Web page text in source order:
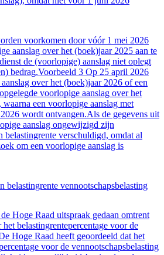
voorkomen door vóór 1 mei 2026
aanslag over het (boek)jaar 2025 aan te
de (voorlopige) aanslag niet oplegt
bedrag.Voorbeeld 3 Op 25 april 2026
over het (boek)jaar 2026 of een
voorlopige aanslag over het
een voorlopige aanslag met
wordt ontvangen.Als de gegevens uit
aanslag ongewijzigd zijn
belastingrente verschuldigd, omdat al
om een voorlopige aanslag is
belastingrente vennootschapsbelasting
Hoge Raad uitspraak gedaan omtrent
het belastingrentepercentage voor de
Hoge Raad heeft geoordeeld dat het
voor de vennootschapsbelasting